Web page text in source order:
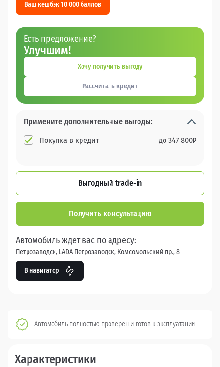
Ваш кешбэк 10 000 баллов
Есть предложение?
Улучшим!
Хочу получить выгоду
Рассчитать кредит
Примените дополнительные выгоды:
Покупка в кредит
до 347 800₽
Выгодный trade-in
Получить консультацию
Автомобиль ждет вас по адресу:
Петрозаводск, LADA Петрозаводск, Комсомольский пр., 8
В навигатор
Автомобиль полностью проверен и готов к эксплуатации
Характеристики